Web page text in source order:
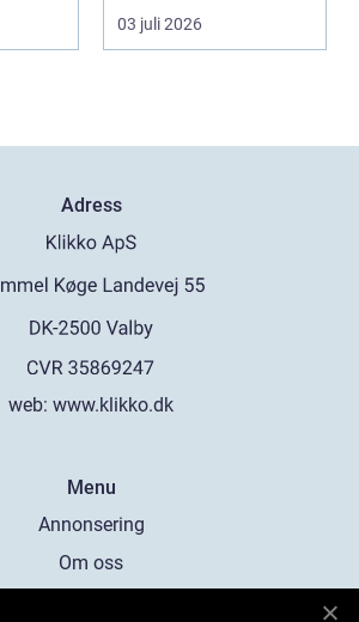
03 juli 2026
Adress
web: www.klikko.dk
Menu
Annonsering
Om oss